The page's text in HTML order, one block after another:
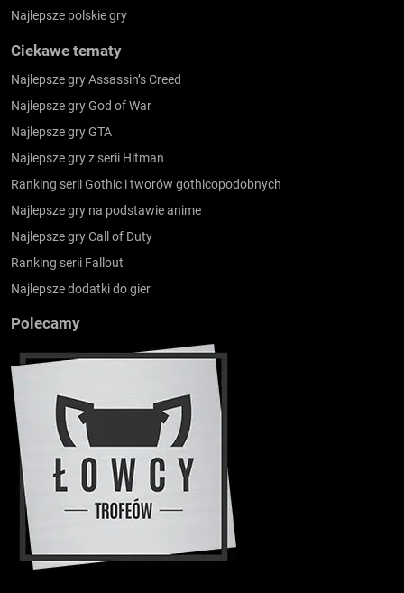
Najlepsze polskie gry
Ciekawe tematy
Najlepsze gry Assassin’s Creed
Najlepsze gry God of War
Najlepsze gry GTA
Najlepsze gry z serii Hitman
Ranking serii Gothic i tworów gothicopodobnych
Najlepsze gry na podstawie anime
Najlepsze gry Call of Duty
Ranking serii Fallout
Najlepsze dodatki do gier
Polecamy